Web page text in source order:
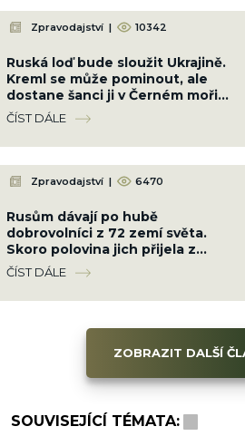
Zpravodajství | 10342
Ruská loď bude sloužit Ukrajině.
Kreml se může pominout, ale
dostane šanci ji v Černém moři
potopit
ČÍST DÁLE
Zpravodajství | 6470
Rusům dávají po hubě
dobrovolníci z 72 zemí světa.
Skoro polovina jich přijela z
Latinské Ameriky
ČÍST DÁLE
ZOBRAZIT DALŠÍ
SOUVISEJÍCÍ TÉMATA: